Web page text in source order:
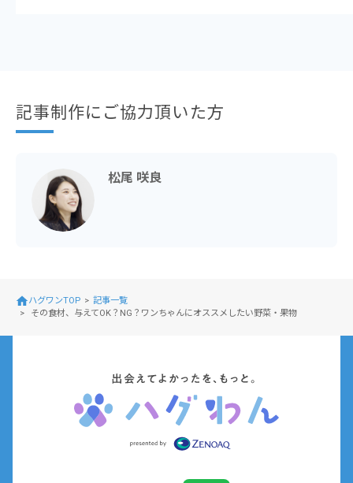
記事制作にご協力頂いた方
松尾 咲良
ハグワンTOP
記事一覧
その食材、与えてOK？NG？ワンちゃんにオススメしたい野菜・果物